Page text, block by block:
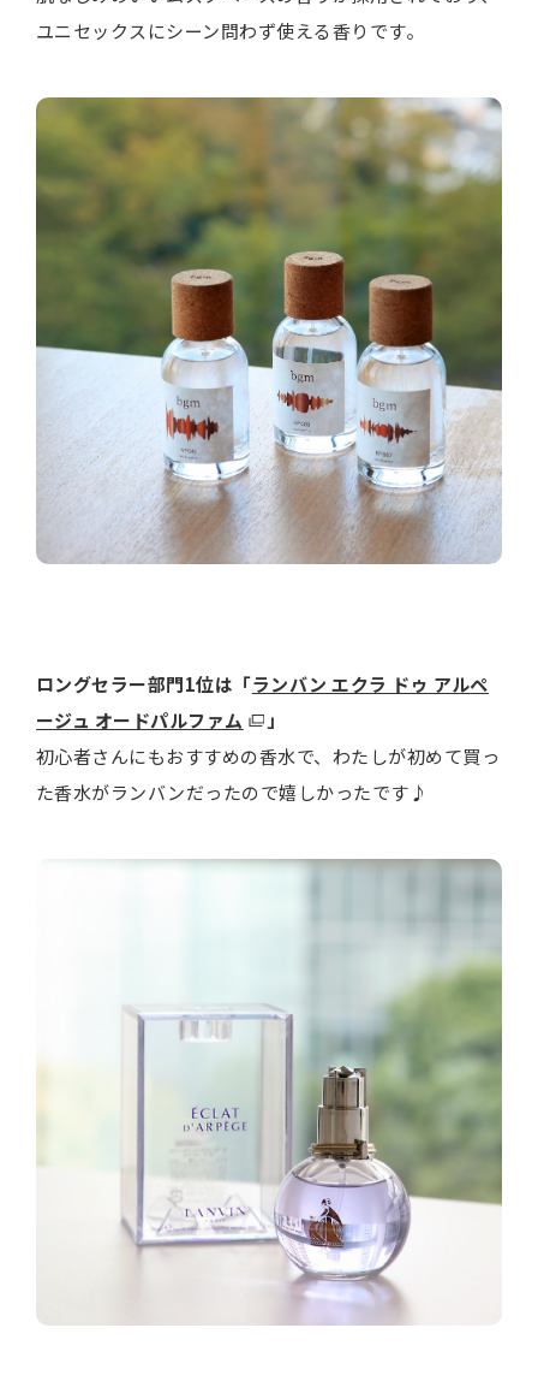
ユニセックスにシーン問わず使える香りです。
ロングセラー部門1位は「ランバン エクラ ドゥ アルペ
ージュ オードパルファム
」
初心者さんにもおすすめの香水で、わたしが初めて買っ
た香水がランバンだったので嬉しかったです♪